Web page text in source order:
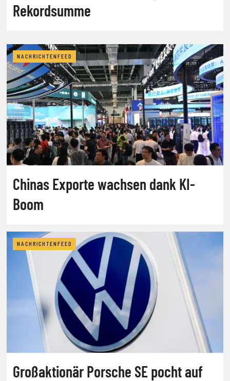
Rekordsumme
NACHRICHTENFEED
Chinas Exporte wachsen dank KI-
Boom
NACHRICHTENFEED
Großaktionär Porsche SE pocht auf